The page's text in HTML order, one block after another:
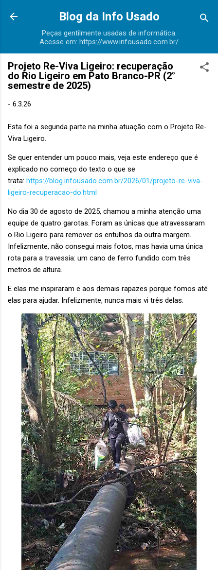
Pular para o conteúdo principal
Blog da Info Usado
Peças gentilmente usadas de informática.
Acesse em: https://www.infousado.com.br/
Projeto Re-Viva Ligeiro: recuperação
do Rio Ligeiro em Pato Branco-PR (2°
semestre de 2025)
- 6.3.26
Esta foi a segunda parte na minha atuação com o Projeto Re-
Viva Ligeiro.
Se quer entender um pouco mais, veja este endereço que é
explicado no começo do texto o que se
trata: https://blog.infousado.com.br/2026/01/projeto-re-viva-
ligeiro-recuperacao-do.html
No dia 30 de agosto de 2025, chamou a minha atenção uma
equipe de quatro garotas. Foram as únicas que atravessaram
o Rio Ligeiro para remover os entulhos da outra margem.
Infelizmente, não consegui mais fotos, mas havia uma única
rota para a travessia: um cano de ferro fundido com três
metros de altura.
E elas me inspiraram e aos demais rapazes porque fomos até
elas para ajudar. Infelizmente, nunca mais vi três delas.